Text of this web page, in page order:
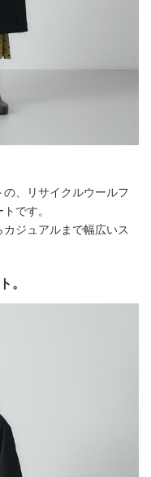
の、リサイクルウールフ
です。
ジュアルまで幅広いス
。